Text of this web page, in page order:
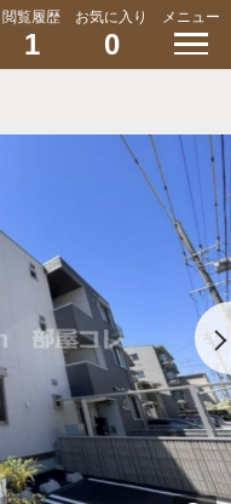
閲覧履歴
1
お気に入り
0
メニュー